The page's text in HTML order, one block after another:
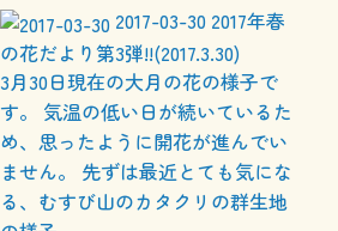
2017-03-30 2017年春
の花だより第3弾!!(2017.3.30)
3月30日現在の大月の花の様子で
す。 気温の低い日が続いているた
め、思ったように開花が進んでい
ません。 先ずは最近とても気にな
る、むすび山のカタクリの群生地